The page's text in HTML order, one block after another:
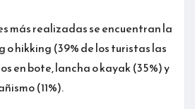
más realizadas se encuentran la
hikking (39% de los turistas las
en bote, lancha o kayak (35%) y
(11%).